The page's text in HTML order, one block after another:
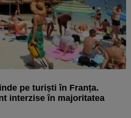
pe turiști în Franța.
interzise în majoritatea